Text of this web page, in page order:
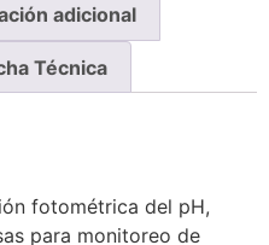
adicional
Técnica
fotométrica del pH,
para monitoreo de